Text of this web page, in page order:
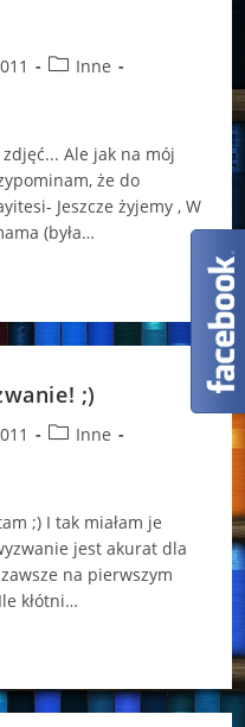
PostInne
Ale jak na mój
że do
Jeszcze żyjemy , W
(była…
;)
PostInne
;) I tak miałam je
jest akurat dla
na pierwszym
kłótni…